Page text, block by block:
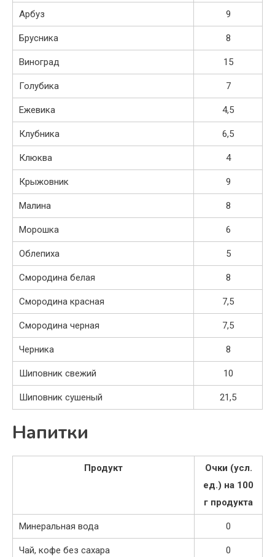
Арбуз 9
Брусника 8
Виноград 15
Голубика 7
Ежевика 4,5
Клубника 6,5
Клюква 4
Крыжовник 9
Малина 8
Морошка 6
Облепиха 5
Смородина белая 8
Смородина красная 7,5
Смородина черная 7,5
Черника 8
Шиповник свежий 10
Шиповник сушеный 21,5
Напитки
Продукт
Очки (усл.
ед.) на 100
г продукта
Минеральная вода 0
Чай, кофе без сахара 0